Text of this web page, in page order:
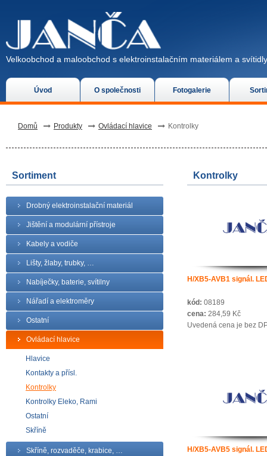
Úvod O společnosti Fotogalerie
Velkoobchod a maloobchod s elektroinstalačním materiálem a
Domů Produkty Ovládací hlavice Kontrolky
Sortiment
Drobný elektroinstalační materiál
Jištění a modulární přístroje
Kabely a vodiče
Lišty, žlaby, trubky, …
Nabíječky, baterie, svítilny
Nářadí a elektroměry
Ostatní
Ovládací hlavice
Hlavice
Kontakty a přísl.
Kontrolky
Kontrolky Eleko, Rami
Ostatní
Skříně
Skříně, rozvaděče, krabice, …
Kontrolky
H/XB5-AVB1 signál.
kód: 08189
cena: 284,59 Kč
Uvedená cena je bez
H/XB5-AVB5 signál.